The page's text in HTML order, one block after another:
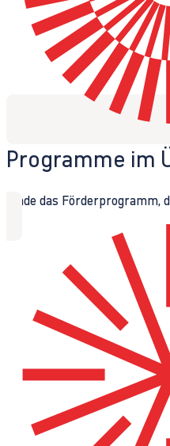
Programme im
Finde das